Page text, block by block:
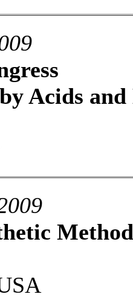
Acids and